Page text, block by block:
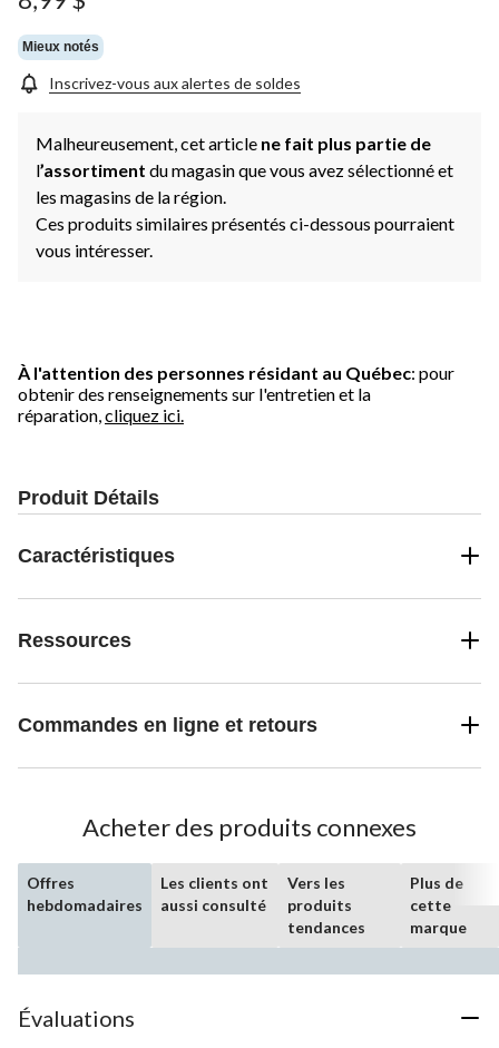
Mieux notés
Inscrivez-vous aux alertes de soldes
Malheureusement, cet article ne fait plus partie de
l’assortiment du magasin que vous avez sélectionné et
les magasins de la région.
Ces produits similaires présentés ci-dessous pourraient
vous intéresser.
À l'attention des personnes résidant au Québec: pour
obtenir des renseignements sur l'entretien et la
réparation, cliquez ici.
Produit Détails
Caractéristiques
Ressources
Commandes en ligne et retours
Acheter des produits connexes
Offres
hebdomadaires
Les clients ont
aussi consulté
Vers les
produits
tendances
Plus de
cette
marque
Évaluations